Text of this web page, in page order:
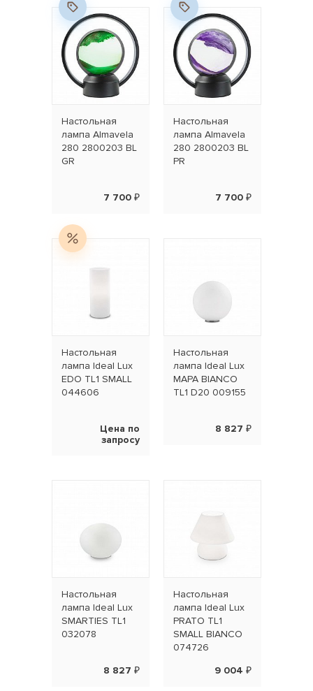
Настольная
лампа Almavela
280 2800203 BL
GR
7 700 ₽
Настольная
лампа Almavela
280 2800203 BL
PR
7 700 ₽
Настольная
лампа Ideal Lux
EDO TL1 SMALL
044606
Цена по
запросу
Настольная
лампа Ideal Lux
MAPA BIANCO
TL1 D20 009155
8 827 ₽
Настольная
лампа Ideal Lux
SMARTIES TL1
032078
8 827 ₽
Настольная
лампа Ideal Lux
PRATO TL1
SMALL BIANCO
074726
9 004 ₽